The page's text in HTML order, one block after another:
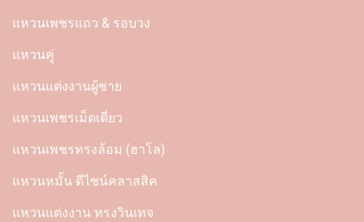
แหวนเพชรแถว & รอบวง
แหวนคู่
แหวนแต่งงานผู้ชาย
แหวนเพชรเม็ดเดี่ยว
แหวนเพชรทรงล้อม (ฮาโล)
แหวนหมั้น ดีไซน์คลาสสิค
แหวนแต่งงาน ทรงวินเทจ